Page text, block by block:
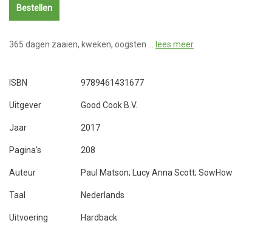
Bestellen
365 dagen zaaien, kweken, oogsten … lees meer
ISBN 9789461431677
Uitgever Good Cook B.V.
Jaar 2017
Pagina's 208
Auteur Paul Matson; Lucy Anna Scott; SowHow
Taal Nederlands
Uitvoering Hardback